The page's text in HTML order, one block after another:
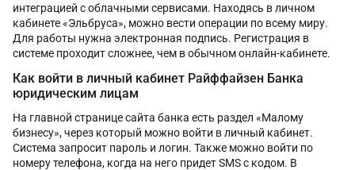
интеграцией с облачными сервисами. Находясь в личном
кабинете «Эльбруса», можно вести операции по всему миру.
Для работы нужна электронная подпись. Регистрация в
системе проходит сложнее, чем в обычном онлайн-кабинете.
Как войти в личный кабинет Райффайзен Банка
юридическим лицам
На главной странице сайта банка есть раздел «Малому
бизнесу», через который можно войти в личный кабинет.
Система запросит пароль и логин. Также можно войти по
номеру телефона, когда на него придет SMS с кодом. В